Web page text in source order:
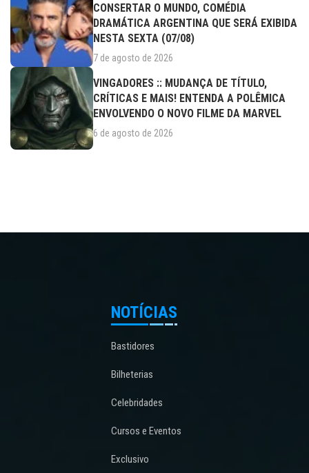
CONSERTAR O MUNDO, COMÉDIA
DRAMÁTICA ARGENTINA QUE SERÁ EXIBIDA
NESTA SEXTA (07/08)
7 de agosto de 2026
VINGADORES :: MUDANÇA DE TÍTULO,
CRÍTICAS E MAIS! ENTENDA A POLÊMICA
ENVOLVENDO O NOVO FILME DA MARVEL
6 de agosto de 2026
NOTÍCIAS
Bastidores
Bilheterias
Celebridades
Cursos e Eventos
Exclusivo